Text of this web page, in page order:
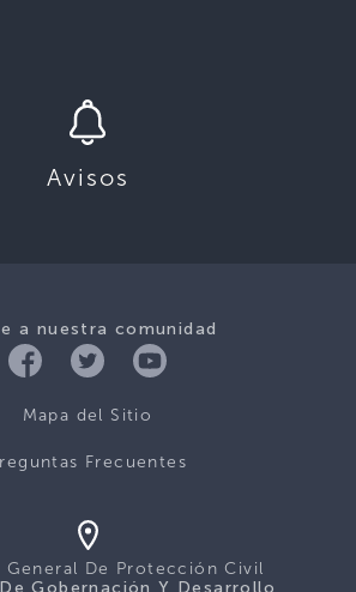
Avisos
a nuestra comunidad
Mapa del Sitio
Frecuentes
General De Protección Civil
Gobernación Y Desarrollo